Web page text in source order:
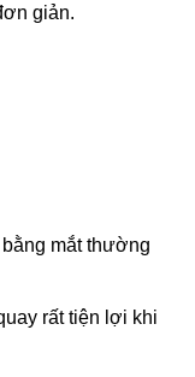
giản.
mắt thường
rất tiện lợi khi